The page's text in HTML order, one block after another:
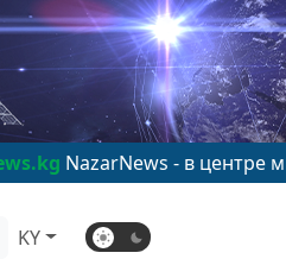
- в центре мирового
KY